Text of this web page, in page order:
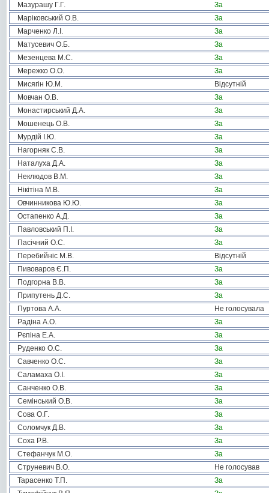
Мазурашу Г.Г.
За
Маріковський О.В.
За
Марченко Л.І.
За
Матусевич О.Б.
За
Мезенцева М.С.
За
Мережко О.О.
За
Мисягін Ю.М.
Відсутній
Мовчан О.В.
За
Монастирський Д.А.
За
Мошенець О.В.
За
Мурдій І.Ю.
За
Нагорняк С.В.
За
Наталуха Д.А.
За
Неклюдов В.М.
За
Нікітіна М.В.
За
Овчинникова Ю.Ю.
За
Остапенко А.Д.
За
Павловський П.І.
За
Пасічний О.С.
За
Перебийніс М.В.
Відсутній
Пивоваров Є.П.
За
Подгорна В.В.
За
Припутень Д.С.
За
Пуртова А.А.
Не голосувала
Радіна А.О.
За
Рєпіна Е.А.
За
Руденко О.С.
За
Савченко О.С.
За
Саламаха О.І.
За
Санченко О.В.
За
Семінський О.В.
За
Сова О.Г.
За
Соломчук Д.В.
За
Соха Р.В.
За
Стефанчук М.О.
За
Струневич В.О.
Не голосував
Тарасенко Т.П.
За